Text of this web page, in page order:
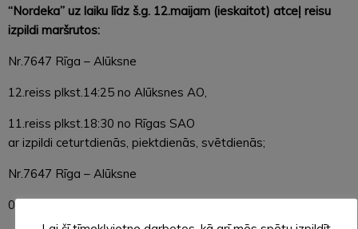
“Nordeka” uz laiku līdz š.g. 12.maijam (ieskaitot) atceļ reisu
izpildi maršrutos:
Nr.7647 Rīga – Alūksne
12.reiss plkst.14:25 no Alūksnes AO,
11.reiss plkst.18:30 no Rīgas SAO
ar izpildi ceturtdienās, piektdienās, svētdienās;
Nr.7647 Rīga – Alūksne
06.reiss plkst.17:10 no Alūksnes AO uz Rīgu un